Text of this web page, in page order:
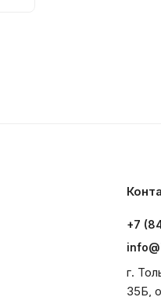
+7
г.
35Б,